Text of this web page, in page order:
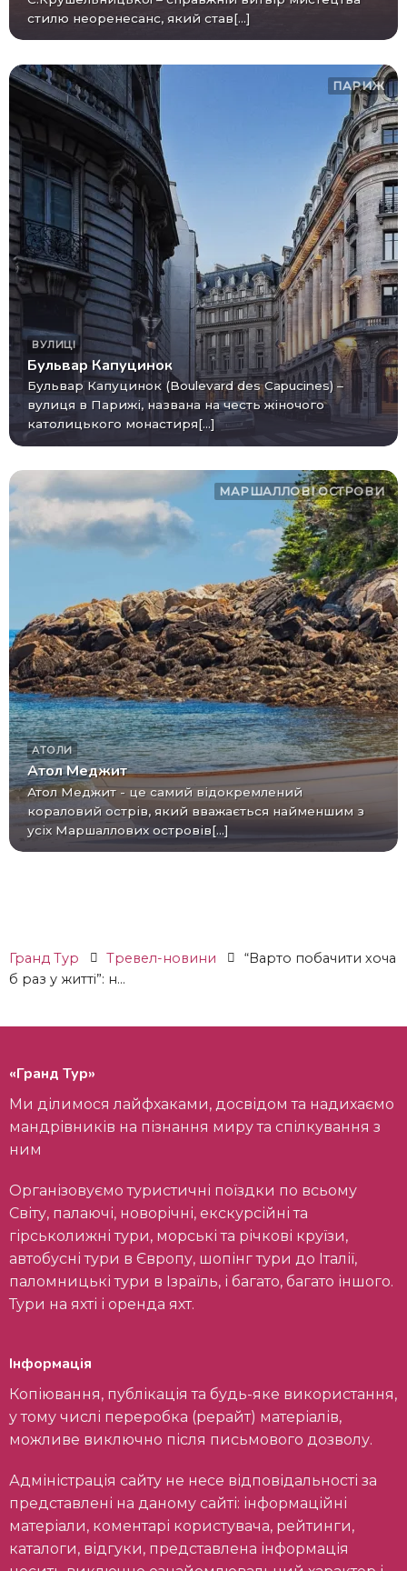
стилю неоренесанс, який став[...]
ПАРИЖ
ВУЛИЦІ
Бульвар Капуцинок
Бульвар Капуцинок (Boulevard des Capucines) –
вулиця в Парижі, названа на честь жіночого
католицького монастиря[...]
МАРШАЛЛОВІ ОСТРОВИ
АТОЛИ
Атол Меджит
Атол Меджит - це самий відокремлений
кораловий острів, який вважається найменшим з
усіх Маршаллових островів[...]
Гранд Тур Тревел-новини
“Варто побачити хоча
б раз у житті”: н...
«Гранд Тур»
Ми ділимося лайфхаками, досвідом та надихаємо
мандрівників на пізнання миру та спілкування з
ним
Організовуємо туристичні поїздки по всьому
Світу, палаючі, новорічні, екскурсійні та
гірськолижні тури, морські та річкові круїзи,
автобусні тури в Європу, шопінг тури до Італії,
паломницькі тури в Ізраїль, і багато, багато іншого.
Тури на яхті і оренда яхт.
Інформація
Копіювання, публікація та будь-яке використання,
у тому числі переробка (рерайт) матеріалів,
можливе виключно після письмового дозволу.
Адміністрація сайту не несе відповідальності за
представлені на даному сайті: інформаційні
матеріали, коментарі користувача, рейтинги,
каталоги, відгуки, представлена інформація